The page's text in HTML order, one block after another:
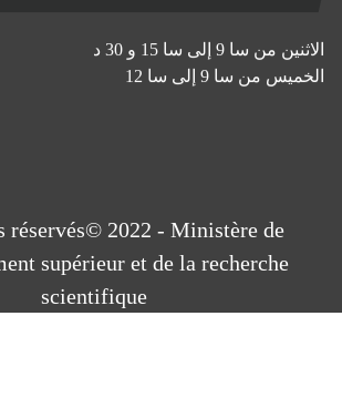
الاثنين من سا 9 إلى سا 15 و 30 د
الخميس من سا 9 إلى سا 12
réservés© 2022 - Ministère de
supérieur et de la recherche
scientifique